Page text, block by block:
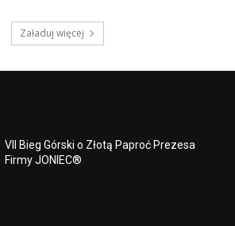
Załaduj więcej
VII Bieg Górski o Złotą Paproć Prezesa
Firmy JONIEC®